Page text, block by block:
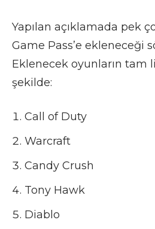
Yapılan açıklamada pek
Game Pass’e ekleneceği
Eklenecek oyunların tam
şekilde:
Call of Duty
Warcraft
Candy Crush
Tony Hawk
Diablo